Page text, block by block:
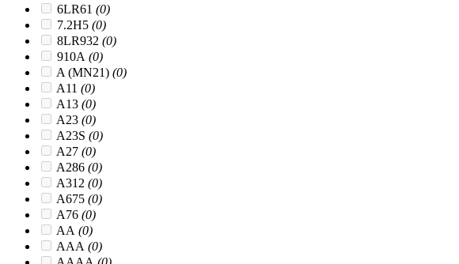
6LR61 (0)
7.2H5 (0)
8LR932 (0)
910A (0)
A (MN21) (0)
A11 (0)
A13 (0)
A23 (0)
A23S (0)
A27 (0)
A286 (0)
A312 (0)
A675 (0)
A76 (0)
AA (0)
AAA (0)